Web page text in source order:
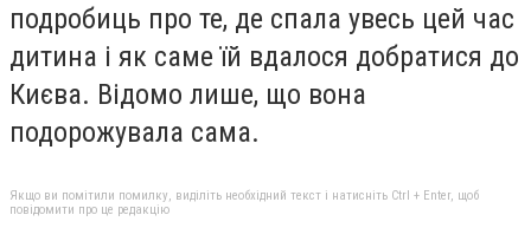
подробиць про те, де спала увесь цей час
дитина і як саме їй вдалося добратися до
Києва. Відомо лише, що вона
подорожувала сама.
Якщо ви помітили помилку, виділіть необхідний текст і натисніть Ctrl + Enter, щоб
повідомити про це редакцію